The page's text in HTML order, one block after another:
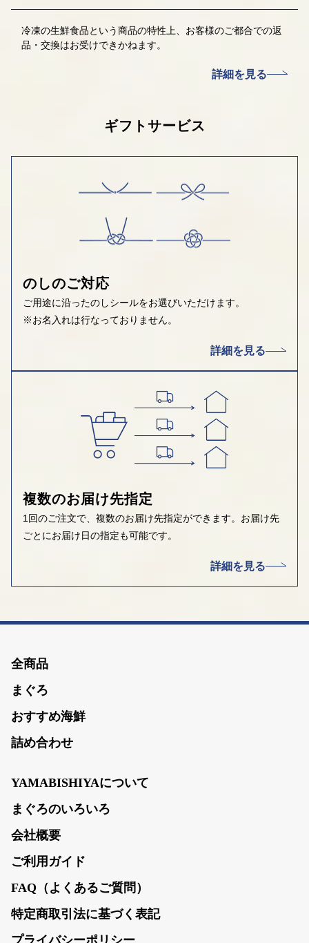
冷凍の生鮮食品という商品の特性上、お客様のご都合での返
品・交換はお受けできかねます。
詳細を見る
ギフトサービス
のしのご対応
ご用途に沿ったのしシールをお選びいただけます。
※お名入れは行なっておりません。
詳細を見る
複数のお届け先指定
1回のご注文で、複数のお届け先指定ができます。お届け先
ごとにお届け日の指定も可能です。
詳細を見る
全商品
まぐろ
おすすめ海鮮
詰め合わせ
YAMABISHIYAについて
まぐろのいろいろ
会社概要
ご利用ガイド
FAQ（よくあるご質問）
特定商取引法に基づく表記
プライバシーポリシー